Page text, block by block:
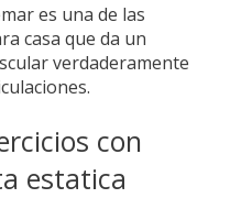
es una de las
casa que da un
verdaderamente
con
estatica